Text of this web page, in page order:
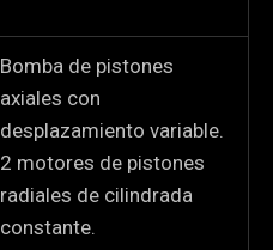
Bomba de pistones
axiales con
desplazamiento variable.
2 motores de pistones
radiales de cilindrada
constante.